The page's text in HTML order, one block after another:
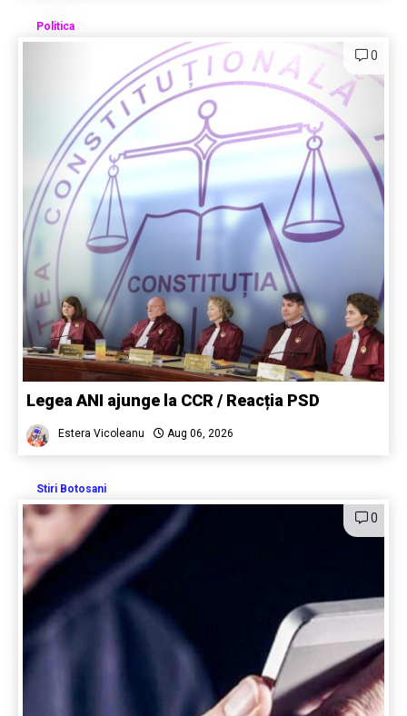
Politica
0
Legea ANI ajunge la CCR / Reacția PSD
Estera Vicoleanu Aug 06, 2026
Stiri Botosani
0